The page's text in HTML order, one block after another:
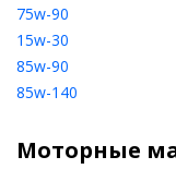
75w-90
15w-30
85w-90
85w-140
Моторные